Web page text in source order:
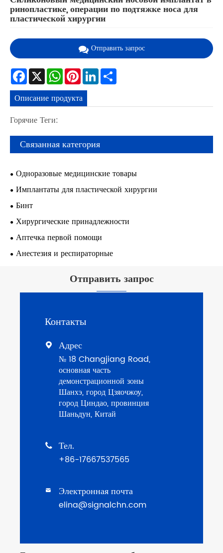
ринопластике, операции по подтяжке носа для
пластической хирургии
Отправить запрос
Facebook
X WhatsApp
Pinterest
LinkedIn
Описание продукта
Горячие Теги:
Связанная категория
Одноразовые медицинские товары
Имплантаты для пластической хирургии
Бинт
Хирургические принадлежности
Аптечка первой помощи
Анестезия и респираторные
Отправить запрос
Контакты
 Адрес
№ 18 Changjiang Road,
основная часть
демонстрационной зоны
Шанхэ, город Цзяочжоу,
город Циндао, провинция
Шаньдун, Китай
 Тел.
+86-17667537565
 Электронная почта
elina@signalchn.com